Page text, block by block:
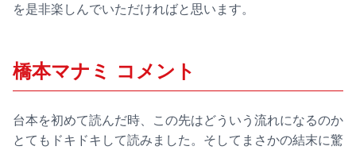
を是非楽しんでいただければと思います。
橋本マナミ コメント
台本を初めて読んだ時、この先はどういう流れになるのか
とてもドキドキして読みました。そしてまさかの結末に驚